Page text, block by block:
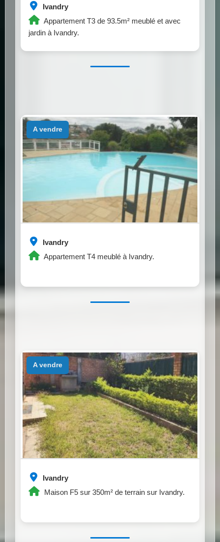
Ivandry
Appartement T3 de 93.5m² meublé et avec
jardin à Ivandry.
Ivandry
Appartement T4 meublé à Ivandry.
a vendre
Ivandry
Maison F5 sur 350m² de terrain sur Ivandry.
a vendre